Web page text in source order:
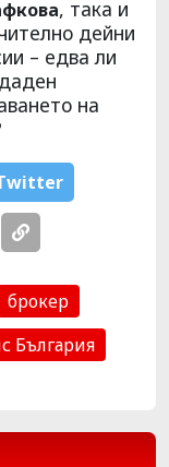
, така и
дейни
– едва ли
на
брокер
България